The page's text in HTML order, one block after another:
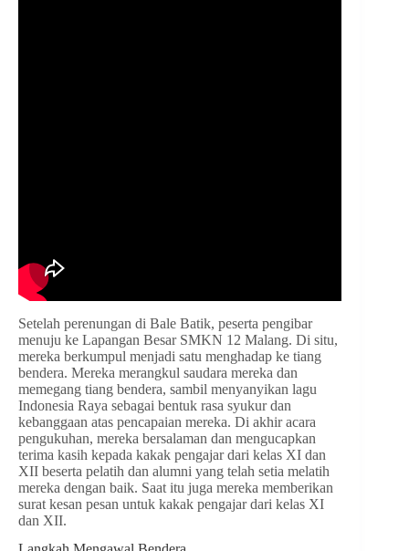
Setelah perenungan di Bale Batik, peserta pengibar
menuju ke Lapangan Besar SMKN 12 Malang. Di situ,
mereka berkumpul menjadi satu menghadap ke tiang
bendera. Mereka merangkul saudara mereka dan
memegang tiang bendera, sambil menyanyikan lagu
Indonesia Raya sebagai bentuk rasa syukur dan
kebanggaan atas pencapaian mereka. Di akhir acara
pengukuhan, mereka bersalaman dan mengucapkan
terima kasih kepada kakak pengajar dari kelas XI dan
XII beserta pelatih dan alumni yang telah setia melatih
mereka dengan baik. Saat itu juga mereka memberikan
surat kesan pesan untuk kakak pengajar dari kelas XI
dan XII.